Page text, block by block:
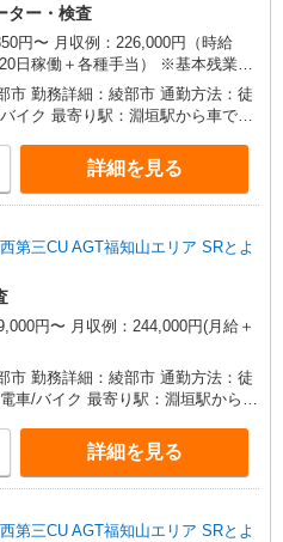
ター・検査
円〜 月収例：226,000円（時給
日稼働＋各種手当） ※基本残業な
市 勤務詳細：綾部市 通勤方法：徒
イク 最寄り駅：淵垣駅から車で4
詳細を見る
第三CU AGT福知山エリア SRとよ
円〜 月収例：244,000円(月給＋
市 勤務詳細：綾部市 通勤方法：徒
車/バイク 最寄り駅：淵垣駅から車
詳細を見る
第三CU AGT福知山エリア SRとよ